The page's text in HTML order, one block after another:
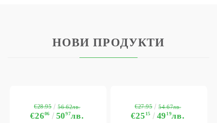
НОВИ ПРОДУКТИ
€2606 5097лв.
€28.95 56.62лв.
€2515 4919лв.
€27.95 54.67лв.